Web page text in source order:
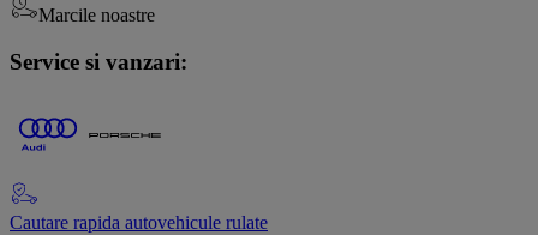
Marcile noastre
Service si vanzari:
Cautare rapida autovehicule rulate